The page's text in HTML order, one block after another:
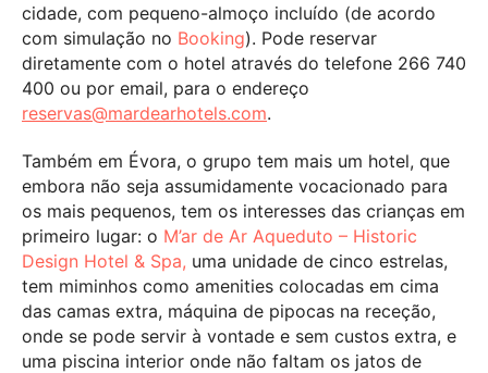
cidade, com pequeno-almoço incluído (de acordo
com simulação no Booking). Pode reservar
diretamente com o hotel através do telefone 266 740
400 ou por email, para o endereço
reservas@mardearhotels.com.
Também em Évora, o grupo tem mais um hotel, que
embora não seja assumidamente vocacionado para
os mais pequenos, tem os interesses das crianças em
primeiro lugar: o M’ar de Ar Aqueduto – Historic
Design Hotel & Spa, uma unidade de cinco estrelas,
tem miminhos como amenities colocadas em cima
das camas extra, máquina de pipocas na receção,
onde se pode servir à vontade e sem custos extra, e
uma piscina interior onde não faltam os jatos de